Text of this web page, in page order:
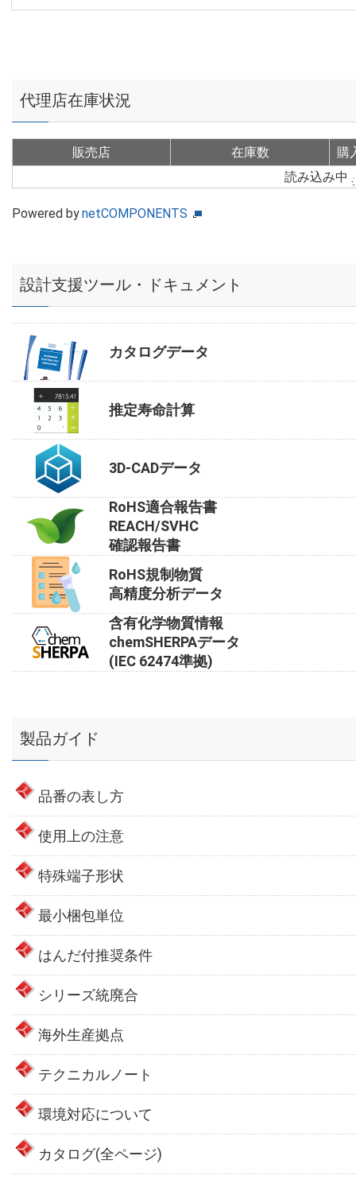
代理店在庫状況
販売店 在庫数
購
読み込み中
Powered bynetCOMPONENTS
設計支援ツール・ドキュメント
カタログデータ
推定寿命計算
3D-CADデータ
RoHS適合報告書
REACH/SVHC
確認報告書
RoHS規制物質
高精度分析データ
含有化学物質情報
chemSHERPAデータ
(IEC 62474準拠)
製品ガイド
品番の表し方
使用上の注意
特殊端子形状
最小梱包単位
はんだ付推奨条件
シリーズ統廃合
海外生産拠点
テクニカルノート
環境対応について
カタログ(全ページ)